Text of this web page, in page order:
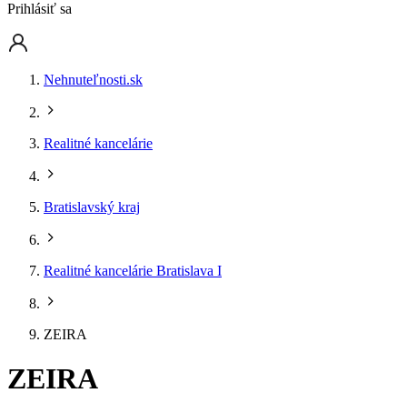
Prihlásiť sa
Nehnuteľnosti.sk
Realitné kancelárie
Bratislavský kraj
Realitné kancelárie Bratislava I
ZEIRA
ZEIRA